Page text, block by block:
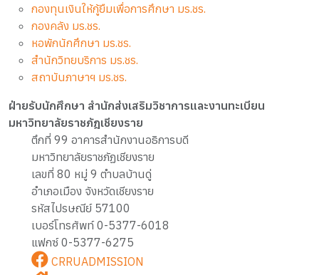
กองทุนเงินให้กู้ยืมเพื่อการศึกษา มร.ชร.
กองคลัง มร.ชร.
หอพักนักศึกษา มร.ชร.
สำนักวิทยบริการ มร.ชร.
สถาบันภาษาฯ มร.ชร.
ฝ่ายรับนักศึกษา สำนักส่งเสริมวิชาการและงานทะเบียน
มหาวิทยาลัยราชภัฎเชียงราย
ตึกที่ 99 อาคารสำนักงานอธิการบดี
มหาวิทยาลัยราชภัฏเชียงราย
เลขที่ 80 หมู่ 9 ตำบลบ้านดู่
อำเภอเมือง จังหวัดเชียงราย
รหัสไปรษณีย์ 57100
เบอร์โทรศัพท์ 0-5377-6018
แฟกซ์ 0-5377-6275
CRRUADMISSION